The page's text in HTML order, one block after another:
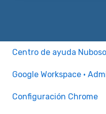
Centro de ayuda
Google Workspace ·
Configuración Chrome